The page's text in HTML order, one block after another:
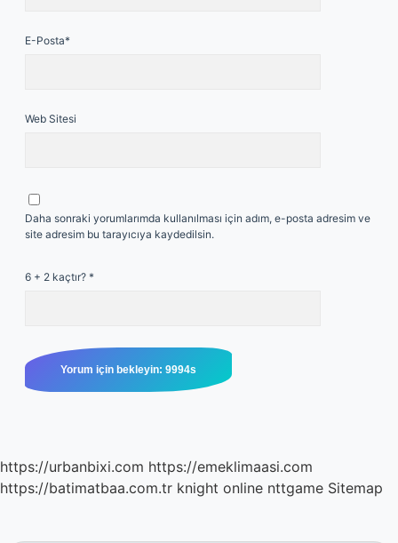
E-Posta*
Web Sitesi
Daha sonraki yorumlarımda kullanılması için adım, e-posta adresim ve
site adresim bu tarayıcıya kaydedilsin.
6 + 2 kaçtır? *
https://urbanbixi.com https://emeklimaasi.com
https://batimatbaa.com.tr knight online nttgame Sitemap